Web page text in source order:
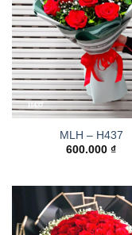
MLH – H437
600.000 ₫